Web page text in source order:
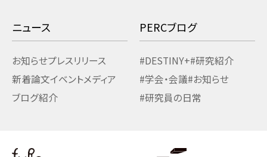
ニュース
お知らせプレスリリース
新着論文イベントメディア
ブログ紹介
PERCブログ
#DESTINY+#研究紹介
#学会・会議#お知らせ
#研究員の日常